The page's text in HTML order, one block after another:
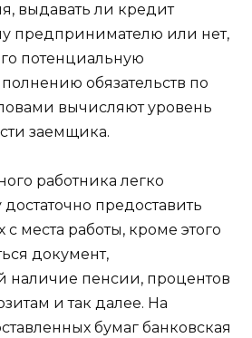
выдавать ли кредит
предпринимателю или нет,
потенциальную
обязательств по
вычисляют уровень
заемщика.
работника легко
предоставить
с места работы, кроме этого
документ,
пенсии, процентов
и так далее. На
бумаг банковская